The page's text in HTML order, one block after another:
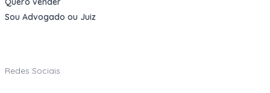
Sou Advogado ou Juiz
Redes Sociais